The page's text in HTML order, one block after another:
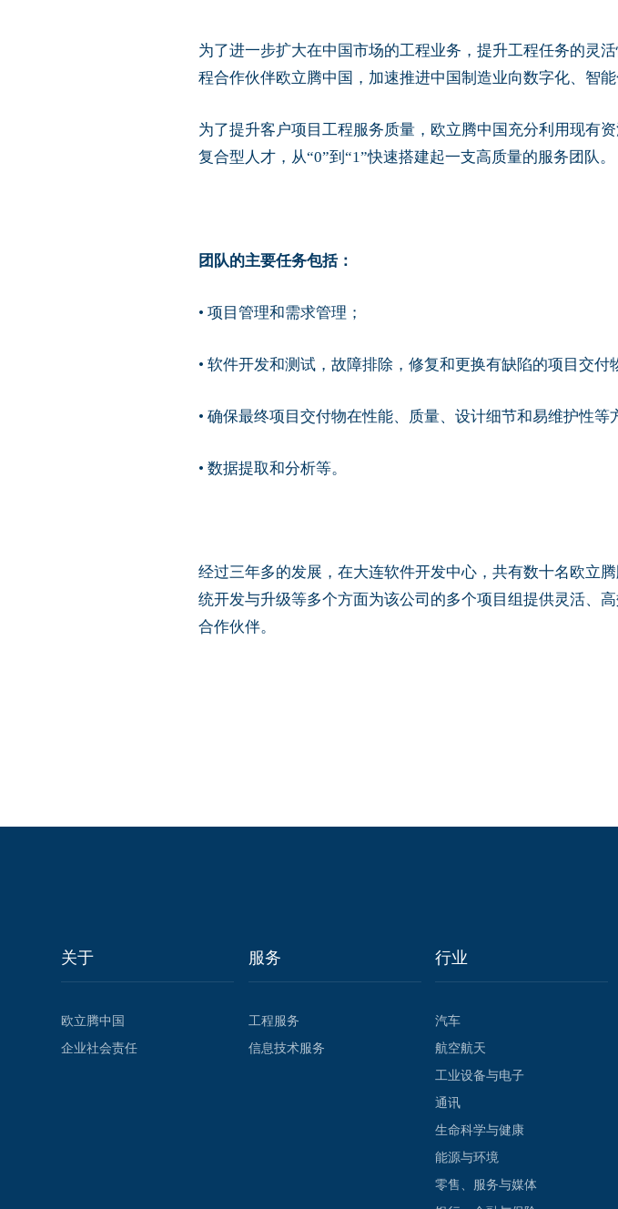
为了进一步扩大在中国市场的工程业务，提升工程任务的灵
程合作伙伴欧立腾中国，加速推进中国制造业向数字化、智能
为了提升客户项目工程服务质量，欧立腾中国充分利用现有
复合型人才，从“0”到“1”快速搭建起一支高质量的服务团队。
团队的主要任务包括：
• 项目管理和需求管理；
• 软件开发和测试，故障排除，修复和更换有缺陷的项目交付
• 确保最终项目交付物在性能、质量、设计细节和易维护性等
• 数据提取和分析等。
经过三年多的发展，在大连软件开发中心，共有数十名欧立
统开发与升级等多个方面为该公司的多个项目组提供灵活、
合作伙伴。
关于
欧立腾中国
企业社会责任
服务
工程服务
信息技术服务
行业
汽车
航空航天
工业设备与电子
通讯
生命科学与健康
能源与环境
零售、服务与媒体